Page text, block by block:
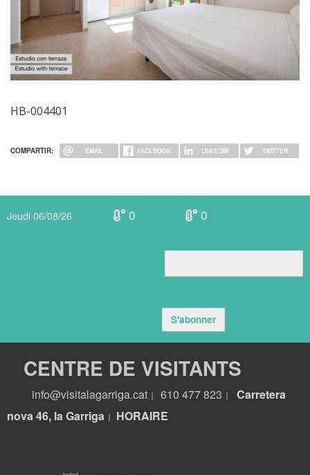
HB-004401
COMPARTIR: EMAIL FACEBOOK LINKEDIN TWITTER
Jeudi 06/08/26 0 0
S'abonner
CENTRE DE VISITANTS
info@visitalagarriga.cat 610 477 823
Carretera
nova 46, la Garriga
HORAIRE